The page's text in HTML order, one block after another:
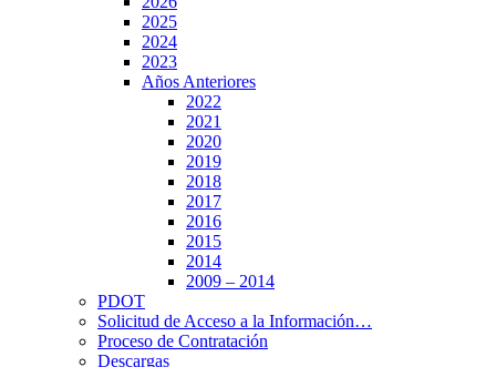
2025
2024
2023
Años Anteriores
2022
2021
2020
2019
2018
2017
2016
2015
2014
2009 – 2014
PDOT
Solicitud de Acceso a la Información…
Proceso de Contratación
Descargas